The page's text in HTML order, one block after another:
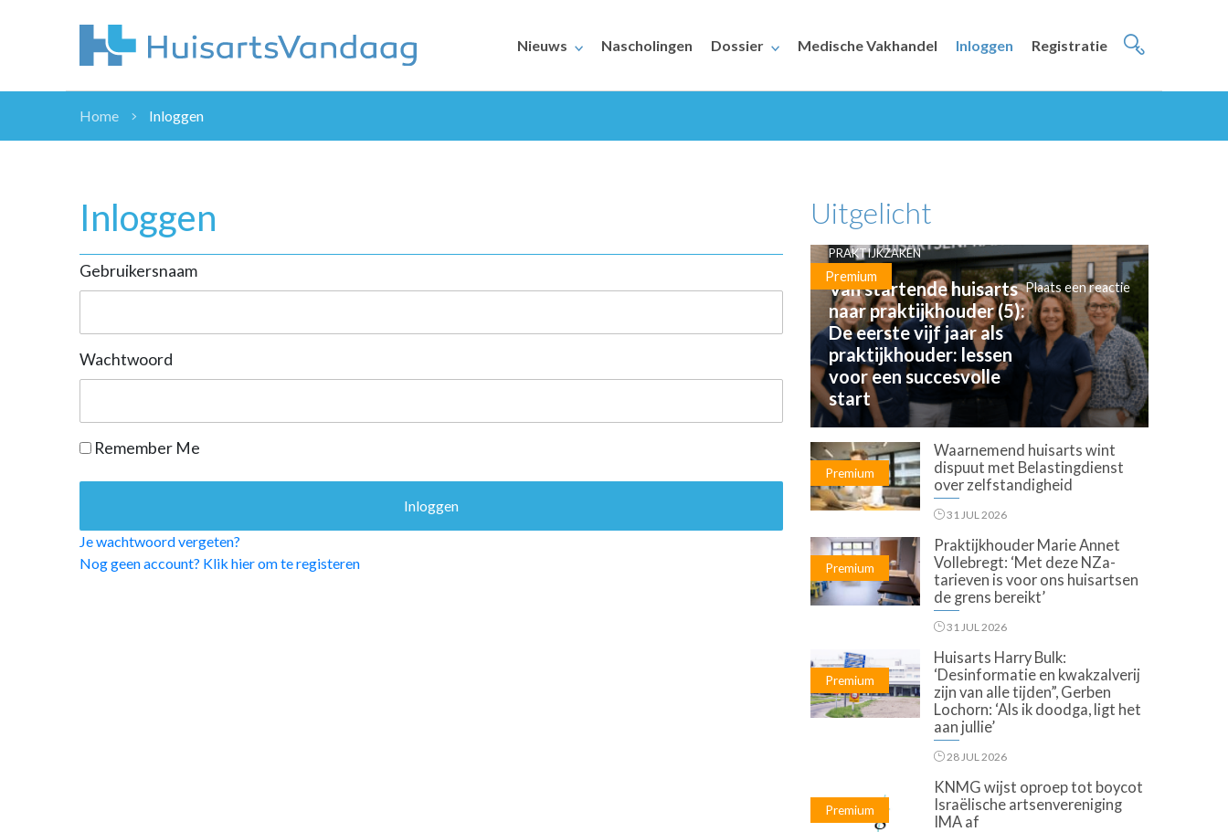
Nieuws Nascholingen Dossier Medische Vakhandel Inloggen Registratie
ZORGVERZEKERAARS
DOSSIER
NHG
PRAKTIJKZAKEN
VPHUISARTSEN
MEDISCHE VAKHANDEL
Home Inloggen
Inloggen
Gebruikersnaam
Wachtwoord
Remember Me
Je wachtwoord vergeten?
Nog geen account? Klik hier om te registeren
Uitgelicht
Premium
PRAKTIJKZAKEN
Van startende huisarts
naar praktijkhouder (5):
De eerste vijf jaar als
praktijkhouder: lessen
voor een succesvolle
start
Plaats een reactie
Premium
Waarnemend huisarts wint
dispuut met Belastingdienst
over zelfstandigheid
31 JUL 2026
Premium
Praktijkhouder Marie Annet
Vollebregt: ‘Met deze NZa-
tarieven is voor ons huisartsen
de grens bereikt’
31 JUL 2026
Premium
Huisarts Harry Bulk:
‘Desinformatie en kwakzalverij
zijn van alle tijden”, Gerben
Lochorn: ‘Als ik doodga, ligt het
aan jullie’
28 JUL 2026
Premium
KNMG wijst oproep tot boycot
Israëlische artsenvereniging
IMA af